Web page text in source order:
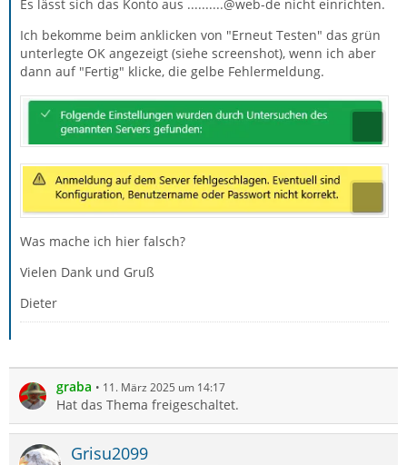
Es lässt sich das Konto aus ..........@web-de nicht einrichten.
Ich bekomme beim anklicken von "Erneut Testen" das grün
unterlegte OK angezeigt (siehe screenshot), wenn ich aber
dann auf "Fertig" klicke, die gelbe Fehlermeldung.
Was mache ich hier falsch?
Vielen Dank und Gruß
Dieter
graba 11. März 2025 um 14:17
Hat das Thema freigeschaltet.
Grisu2099